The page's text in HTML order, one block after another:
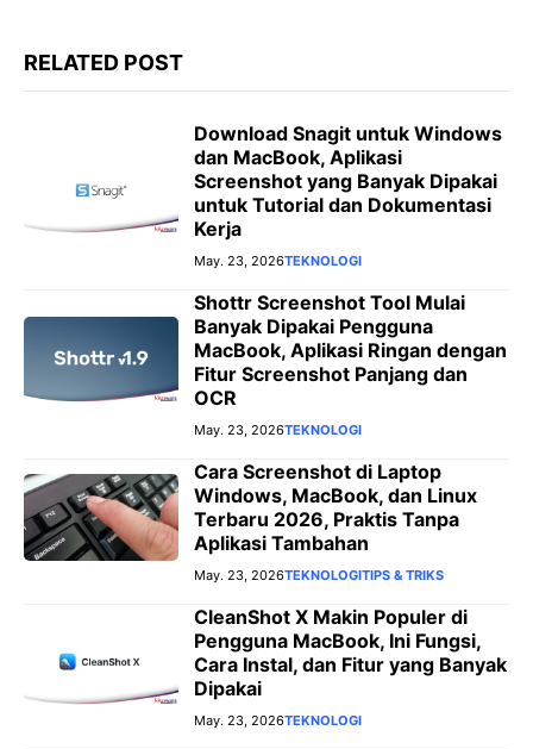
RELATED POST
Download Snagit untuk Windows
dan MacBook, Aplikasi
Screenshot yang Banyak Dipakai
untuk Tutorial dan Dokumentasi
Kerja
May. 23, 2026TEKNOLOGI
Shottr Screenshot Tool Mulai
Banyak Dipakai Pengguna
MacBook, Aplikasi Ringan dengan
Fitur Screenshot Panjang dan
OCR
May. 23, 2026TEKNOLOGI
Cara Screenshot di Laptop
Windows, MacBook, dan Linux
Terbaru 2026, Praktis Tanpa
Aplikasi Tambahan
May. 23, 2026TEKNOLOGITIPS & TRIKS
CleanShot X Makin Populer di
Pengguna MacBook, Ini Fungsi,
Cara Instal, dan Fitur yang Banyak
Dipakai
May. 23, 2026TEKNOLOGI